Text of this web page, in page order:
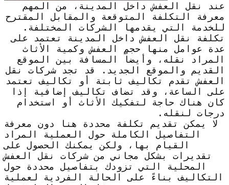
عند نقل العفش داخل المدينة، من المهم
معرفة التكلفة المتوقعة والمقابل المقترح
للخدمة التي يقدمها الشركات المختلفة.
تكلفة نقل العفش داخل المدينة تعتمد على
عدة عوامل منها حجم العفش وكمية الأثاث
المراد نقله، وأيضاً المسافة بين الموقع
القديم والموقع الجديد. قد تجد شركات نقل
العفش تقدم تكاليف ثابتة أو تكاليف تعتمد
على الساعة، وقد تضاف تكاليف إضافية إذا
كان هناك حاجة لتفكيك الأثاث أو استخدام
درجات لنقله.
لا يمكن تقديم تكلفة محددة هنا دون معرفة
التفاصيل الكاملة حول العملية المراد
القيام بها، ولكن يمكنك الحصول على
تقديرات بشكل مجاني من شركات نقل العفش
المحلية التي تزودك بتفاصيل محددة حول
التكاليف بناءً على الحالة الفردية لعملية